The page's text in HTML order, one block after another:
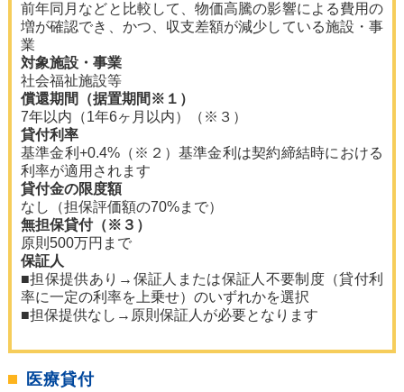
前年同月などと比較して、物価高騰の影響による費用の
増が確認でき、かつ、収支差額が減少している施設・事
業
対象施設・事業
社会福祉施設等
償還期間（据置期間※１）
7年以内（1年6ヶ月以内）（※３）
貸付利率
基準金利+0.4%（※２）基準金利は契約締結時における
利率が適用されます
貸付金の限度額
なし（担保評価額の70%まで）
無担保貸付（※３）
原則500万円まで
保証人
■担保提供あり→保証人または保証人不要制度（貸付利
率に一定の利率を上乗せ）のいずれかを選択
■担保提供なし→原則保証人が必要となります
医療貸付